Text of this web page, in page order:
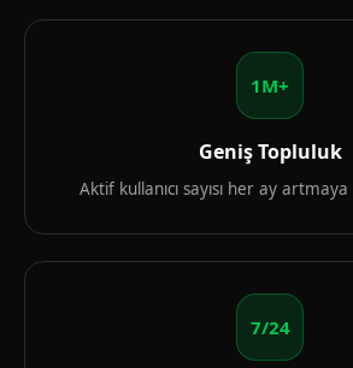
1M+
Geniş Topluluk
Aktif kullanıcı sayısı her ay
7/24